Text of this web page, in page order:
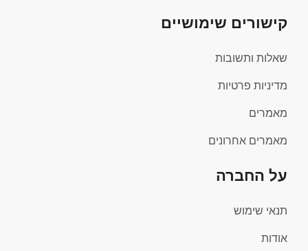
קישורים שימושיים
שאלות ותשובות
מדיניות פרטיות
מאמרים
מאמרים אחרונים
על החברה
תנאי שימוש
אודות